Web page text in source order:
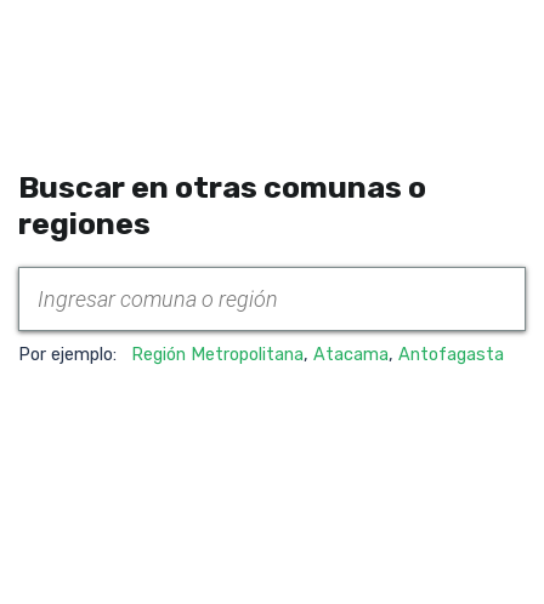
Buscar en otras comunas o
regiones
Por ejemplo: Región Metropolitana, Atacama, Antofagasta